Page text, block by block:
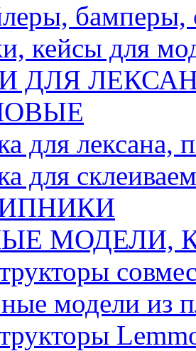
бамперы,
кейсы для
ДЛЯ
для лексана,
для
МОДЕЛИ,
модели из